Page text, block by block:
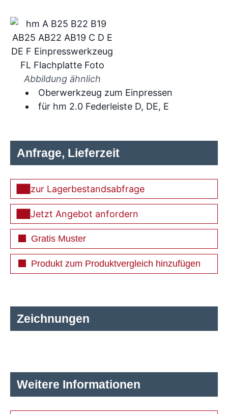
Abbildung ähnlich
Oberwerkzeug zum Einpressen
für hm 2.0 Federleiste D, DE, E
Zeichnungen
Weitere Informationen
Anfrage, Lieferzeit
zur Lagerbestandsabfrage
Jetzt Angebot anfordern
Gratis Muster
Produkt zum Produktvergleich hinzufügen